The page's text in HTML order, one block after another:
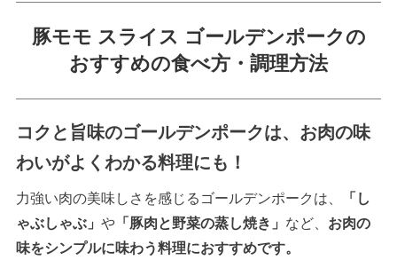
豚モモ スライス ゴールデンポークの
おすすめの食べ方・調理方法
コクと旨味のゴールデンポークは、お肉の味
わいがよくわかる料理にも！
力強い肉の美味しさを感じるゴールデンポークは、
「し
ゃぶしゃぶ」 や「豚肉と野菜の蒸し焼き」 など、 お肉の
味をシンプルに味わう料理におすすめです。